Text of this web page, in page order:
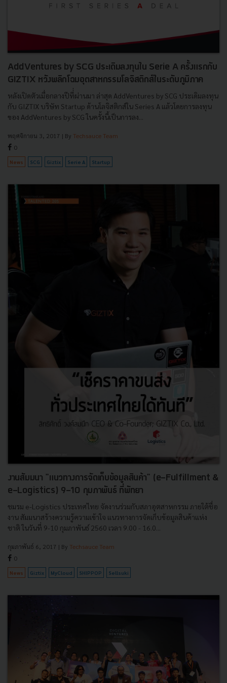
AddVentures by SCG ประเดิมลงทุนใน Serie A ครั้งแรกกับ
GIZTIX หวังพลิกโฉมอุตสาหกรรมโลจิสติกส์ในระดับภูมิภาค
หลังเปิดตัวเมื่อกลางปีที่่ผ่านมา ล่าสุด AddVentures by SCG ประเดิมลงทุน
กับ GIZTIX บริษัท Startup ด้านโลจิสติกส์ใน Series A แล้วโดยการลงทุน
ของ AddVentures by SCG ในครั้งนี้เป็นการลง...
พฤศจิกายน 3, 2017 | By Techsauce Team
0
News SCG Giztix Serie A Startup
งานสัมมนา "แนวทางการจัดเก็บข้อมูลสินค้า" (e-Fulfillment &
e-Logistics) 9-10 กุมภาพันธ์ ที่พัทยา
ชมรม e-Logistics ประเทศไทย จัดงานร่วมกับสภาอุตสาหกรรม ภายใต้ชื่อ
งาน สัมมนาสร้างความรู้ความเข้าใจ แนวทางการจัดเก็บข้อมูลสินค้าแห่ง
ชาติ ในวันที่ 9-10 กุมภาพันธ์ 2560 เวลา 9.00 - 16.0...
กุมภาพันธ์ 6, 2017 | By Techsauce Team
0
News Giztix MyCloud SHIPPOP Sellsuki